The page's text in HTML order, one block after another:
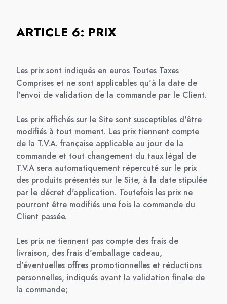
ARTICLE 6: PRIX
Les prix sont indiqués en euros Toutes Taxes
Comprises et ne sont applicables qu'à la date de
l'envoi de validation de la commande par le Client.
Les prix affichés sur le Site sont susceptibles d'être
modifiés à tout moment. Les prix tiennent compte
de la T.V.A. française applicable au jour de la
commande et tout changement du taux légal de
T.V.A sera automatiquement répercuté sur le prix
des produits présentés sur le Site, à la date stipulée
par le décret d'application. Toutefois les prix ne
pourront être modifiés une fois la commande du
Client passée.
Les prix ne tiennent pas compte des frais de
livraison, des frais d'emballage cadeau,
d'éventuelles offres promotionnelles et réductions
personnelles, indiqués avant la validation finale de
la commande;